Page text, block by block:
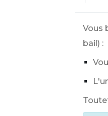
Vous
bail) :